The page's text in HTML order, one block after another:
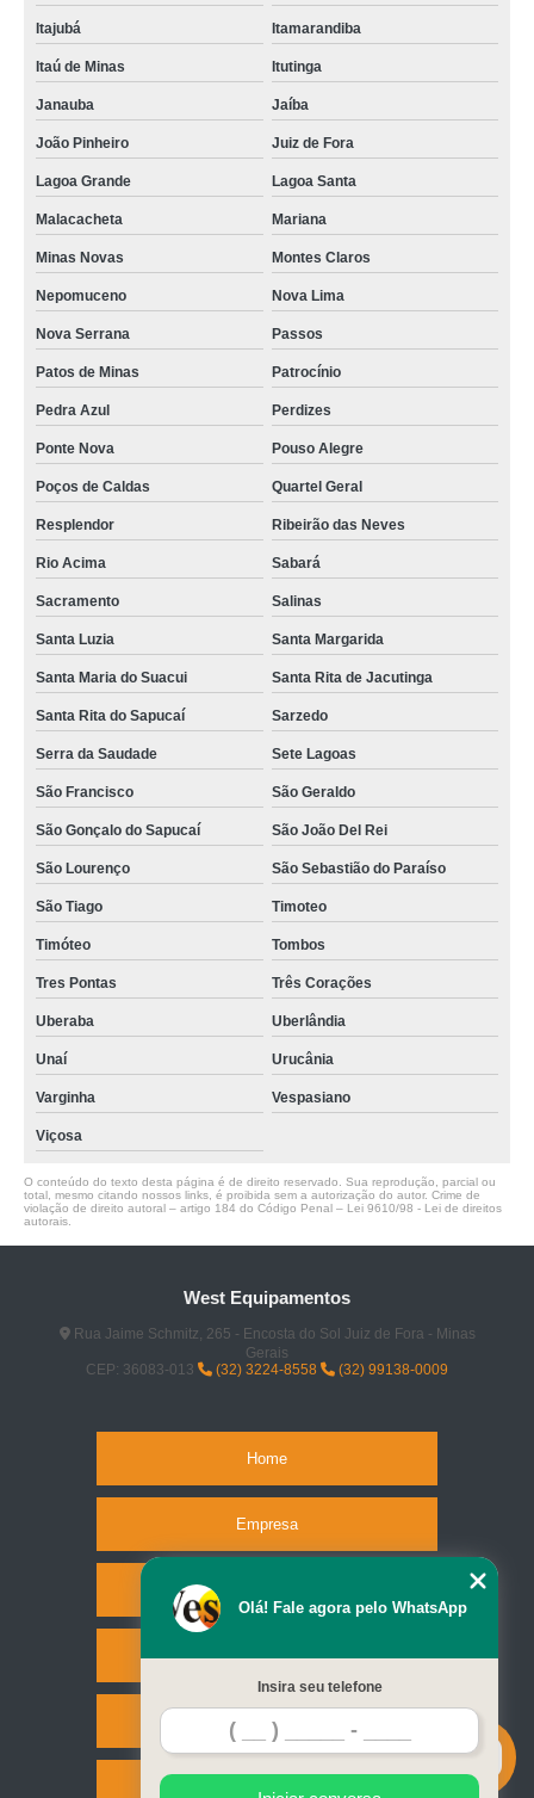
Itajubá Itamarandiba
Itaú de Minas Itutinga
Janauba Jaíba
João Pinheiro Juiz de Fora
Lagoa Grande Lagoa Santa
Malacacheta Mariana
Minas Novas Montes Claros
Nepomuceno Nova Lima
Nova Serrana Passos
Patos de Minas Patrocínio
Pedra Azul Perdizes
Ponte Nova Pouso Alegre
Poços de Caldas Quartel Geral
Resplendor Ribeirão das Neves
Rio Acima Sabará
Sacramento Salinas
Santa Luzia Santa Margarida
Santa Maria do Suacui Santa Rita de Jacutinga
Santa Rita do Sapucaí Sarzedo
Serra da Saudade Sete Lagoas
São Francisco São Geraldo
São Gonçalo do Sapucaí São João Del Rei
São Lourenço São Sebastião do Paraíso
São Tiago Timoteo
Timóteo Tombos
Tres Pontas Três Corações
Uberaba Uberlândia
Unaí Urucânia
Varginha Vespasiano
Viçosa
O conteúdo do texto desta página é de direito reservado. Sua reprodução, parcial ou
total, mesmo citando nossos links, é proibida sem a autorização do autor. Crime de
violação de direito autoral – artigo 184 do Código Penal – Lei 9610/98 - Lei de direitos
autorais
West Equipamentos
Rua Jaime Schmitz, 265 - Encosta do Sol Juiz de Fora - Minas
Gerais
CEP: 36083-013
(32) 3224-8558 (32) 99138-0009
Home
Empresa
Serviços
Contato
Olá! Fale agora pelo WhatsApp
Insira seu telefone